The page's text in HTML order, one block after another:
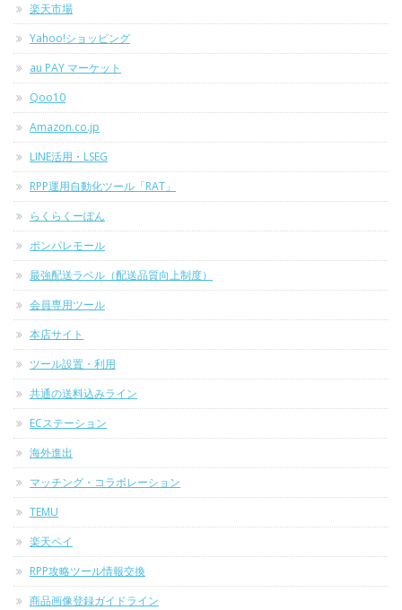
楽天市場
Yahoo!ショッピング
au PAY マーケット
Qoo10
Amazon.co.jp
LINE活用・LSEG
RPP運用自動化ツール「RAT」
らくらくーぽん
ポンパレモール
最強配送ラベル（配送品質向上制度）
会員専用ツール
本店サイト
ツール設置・利用
共通の送料込みライン
ECステーション
海外進出
マッチング・コラボレーション
TEMU
楽天ペイ
RPP攻略ツール情報交換
商品画像登録ガイドライン